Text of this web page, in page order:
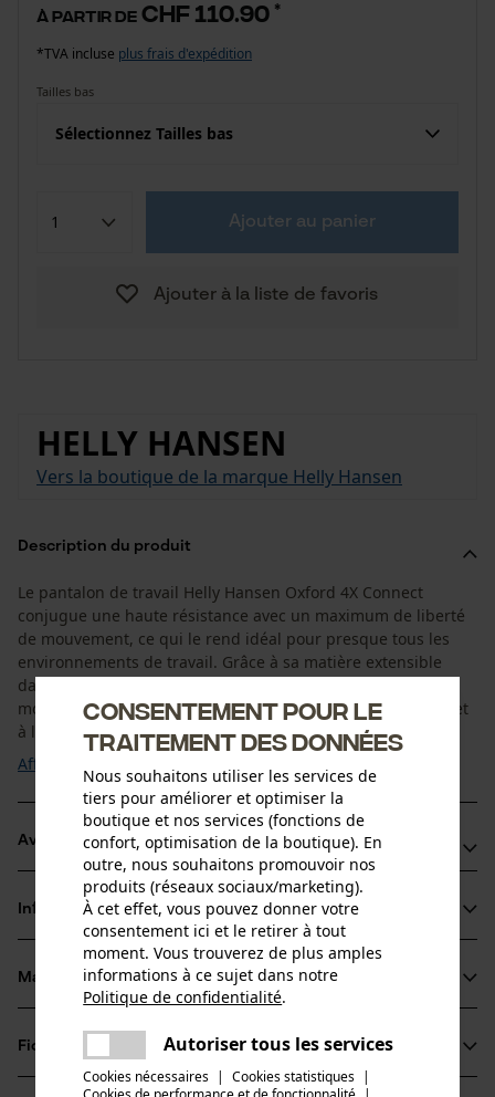
à partir de CHF 110.90 *
*TVA incluse plus frais d'expédition
Tailles bas
Sélectionnez Tailles bas
Ajouter au panier
Ajouter à la liste de favoris
HELLY HANSEN
Vers la boutique de la marque Helly Hansen
Description du produit
Le pantalon de travail Helly Hansen Oxford 4X Connect
conjugue une haute résistance avec un maximum de liberté
de mouvement, ce qui le rend idéal pour presque tous les
environnements de travail. Grâce à sa matière extensible
dans les 4 directions, ce pantalon épouse tous les
mouvements, tandis que les genoux préformés et le gousset
à l'entrejambe offrent encore plus de confort. Les ...
Afficher plus
Avantages du produit
Pantalon de travail extensible dans les 4 directions pour un
maximum de liberté de mouvement
Genoux et ourlets renforcés pour une longue durée de vie
Système de poches HH Connect™ pour un réglage
personnalisé
Informations sur le produit
Détails du produit
Type dactivité
Travailler
Matériau & entretien
Matériau
Fiches techniques
Fiche de données de sécurité du produit (PDF)
Consentement pour le
traitement des données
Nous souhaitons utiliser les services de
tiers pour améliorer et optimiser la
boutique et nos services (fonctions de
confort, optimisation de la boutique). En
outre, nous souhaitons promouvoir nos
produits (réseaux sociaux/marketing).
À cet effet, vous pouvez donner votre
consentement ici et le retirer à tout
moment. Vous trouverez de plus amples
informations à ce sujet dans notre
Politique de confidentialité.
Autoriser tous les services
Cookies nécessaires | Cookies statistiques |
Une erreur s'est produite. Veuillez
essayer encore.
partager
partager